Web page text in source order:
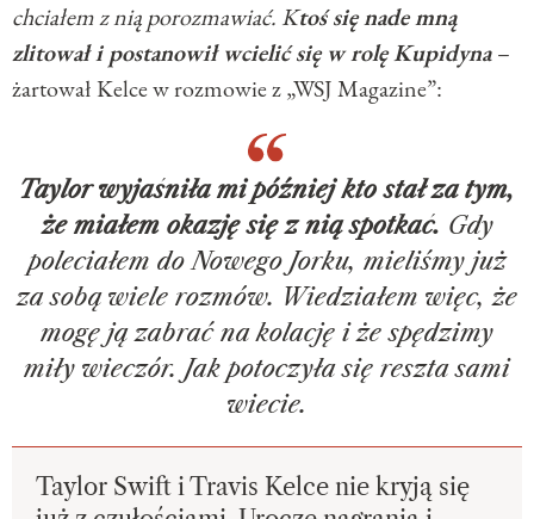
chciałem z nią porozmawiać. Ktoś się nade mną
zlitował i postanowił wcielić się w rolę Kupidyna –
żartował Kelce w rozmowie z „WSJ Magazine”:
Taylor wyjaśniła mi później kto stał za tym,
że miałem okazję się z nią spotkać. Gdy
poleciałem do Nowego Jorku, mieliśmy już
za sobą wiele rozmów. Wiedziałem więc, że
mogę ją zabrać na kolację i że spędzimy
miły wieczór. Jak potoczyła się reszta sami
wiecie.
Taylor Swift i Travis Kelce nie kryją się